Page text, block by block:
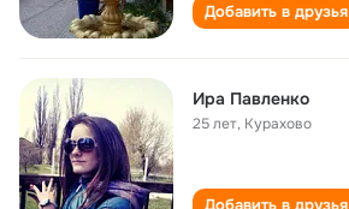
Добавить в друзья
Ира Павленко
25 лет, Курахово
Добавить в друзья